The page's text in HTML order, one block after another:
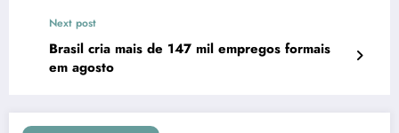
Next post
Brasil cria mais de 147 mil empregos formais
em agosto